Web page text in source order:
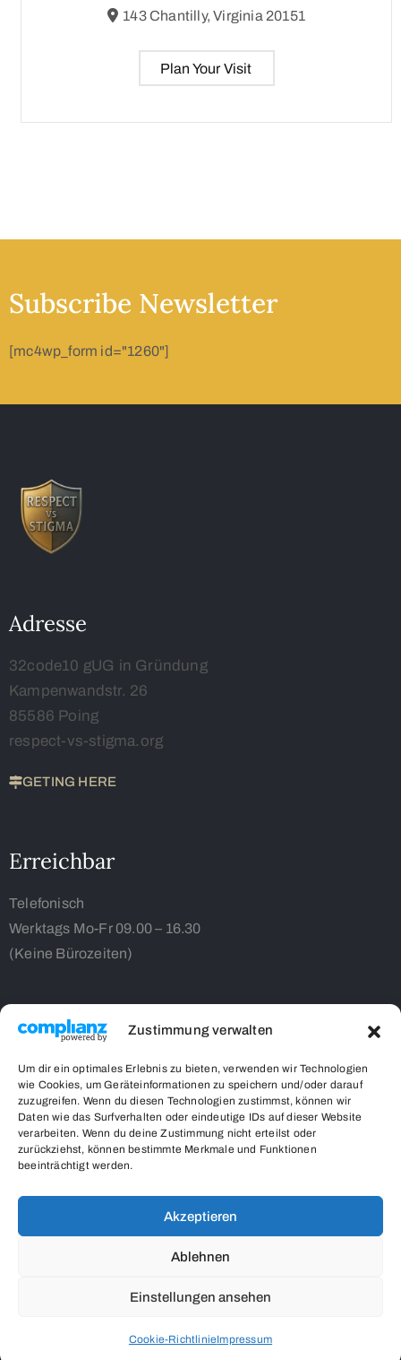
Zustimmung verwalten
Um dir ein optimales Erlebnis zu bieten, verwenden wir Technologien
wie Cookies, um Geräteinformationen zu speichern und/oder darauf
zuzugreifen. Wenn du diesen Technologien zustimmst, können wir
Daten wie das Surfverhalten oder eindeutige IDs auf dieser Website
verarbeiten. Wenn du deine Zustimmung nicht erteilst oder
zurückziehst, können bestimmte Merkmale und Funktionen
beeinträchtigt werden.
Akzeptieren
Ablehnen
Einstellungen ansehen
Cookie-RichtlinieImpressum
143 Chantilly, Virginia 20151
Plan Your Visit
Subscribe Newsletter
[mc4wp_form id="1260"]
Adresse
32code10 gUG in Gründung
Kampenwandstr. 26
85586 Poing
respect-vs-stigma.org
GETING HERE
Erreichbar
Telefonisch
Werktags Mo-Fr 09.00 – 16.30
(Keine Bürozeiten)
Contact Us
32code10 gUG in Gründung
Kampenwandstr. 26
85586 Poing
respect-vs-stigma.org
info@respect-vs-stigma.org